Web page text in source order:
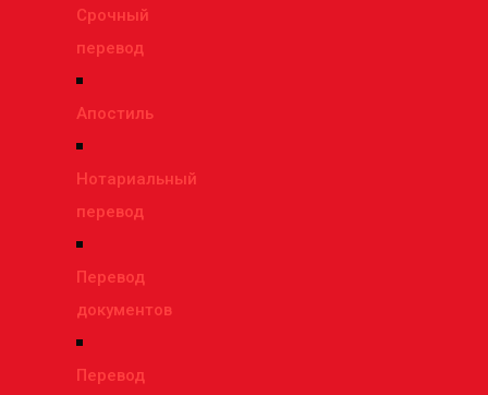
Срочный
перевод
Апостиль
Нотариальный
перевод
Перевод
документов
Перевод